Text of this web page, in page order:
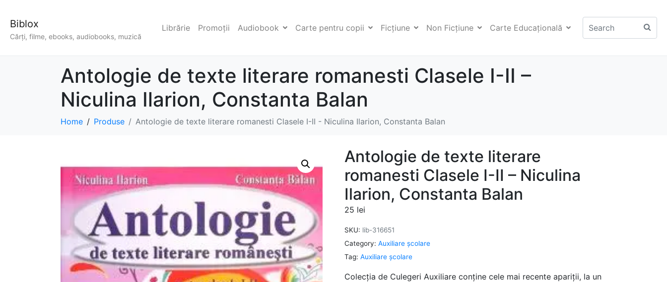
Biblox
Cărți, filme, ebooks, audiobooks, muzică
Librărie Promoții Audiobook Carte pentru copii Ficţiune Non Ficţiune Carte Educaţională
Antologie de texte literare romanesti Clasele I-II –
Niculina Ilarion, Constanta Balan
Home Produse Antologie de texte literare romanesti Clasele I-II - Niculina Ilarion, Constanta Balan
Antologie de texte literare
romanesti Clasele I-II – Niculina
Ilarion, Constanta Balan
25 lei
SKU: lib-316651
Category: Auxiliare şcolare
Tag: Auxiliare şcolare
Colecția de Culegeri Auxiliare conține cele mai recente apariții, la un